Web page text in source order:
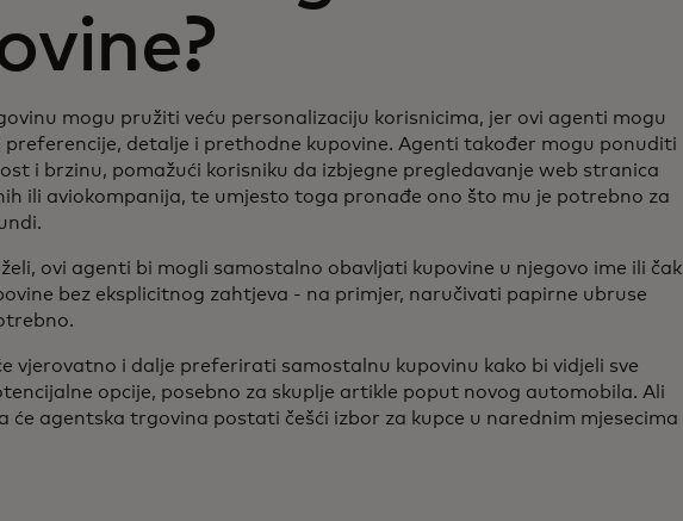
mogu pružiti veću personalizaciju korisnicima, jer ovi agenti mogu
preferencije, detalje i prethodne kupovine. Agenti također mogu ponuditi
i brzinu, pomažući korisniku da izbjegne pregledavanje web stranica
ili aviokompanija, te umjesto toga pronađe ono što mu je potrebno za
ovi agenti bi mogli samostalno obavljati kupovine u njegovo ime ili čak
bez eksplicitnog zahtjeva - na primjer, naručivati papirne ubruse
vjerovatno i dalje preferirati samostalnu kupovinu kako bi vidjeli sve
opcije, posebno za skuplje artikle poput novog automobila. Ali
će agentska trgovina postati češći izbor za kupce u narednim mjesecima